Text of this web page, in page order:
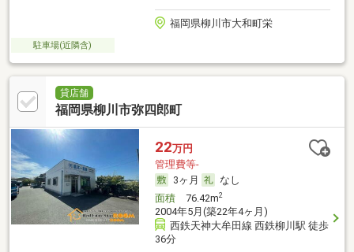
福岡県柳川市大和町栄
駐車場(近隣含)
貸店舗
福岡県柳川市弥四郎町
22万円
管理費等-
3ヶ月
なし
面積76.42m2
2004年5月(築22年4ヶ月)
西鉄天神大牟田線 西鉄柳川駅 徒歩
36分